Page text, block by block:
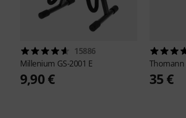
15886
Millenium GS-2001 E
9,90 €
Thomann
35 €